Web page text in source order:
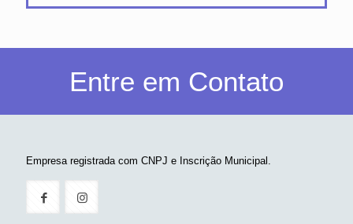
Entre em Contato
Empresa registrada com CNPJ e Inscrição Municipal.